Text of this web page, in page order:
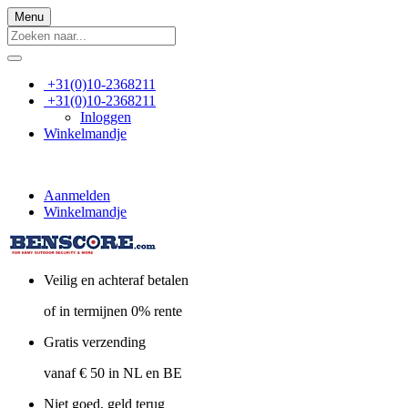
Menu
+31(0)10-2368211
+31(0)10-2368211
Inloggen
Winkelmandje
Aanmelden
Winkelmandje
Veilig en achteraf betalen
of in termijnen 0% rente
Gratis verzending
vanaf € 50 in NL en BE
Niet goed, geld terug